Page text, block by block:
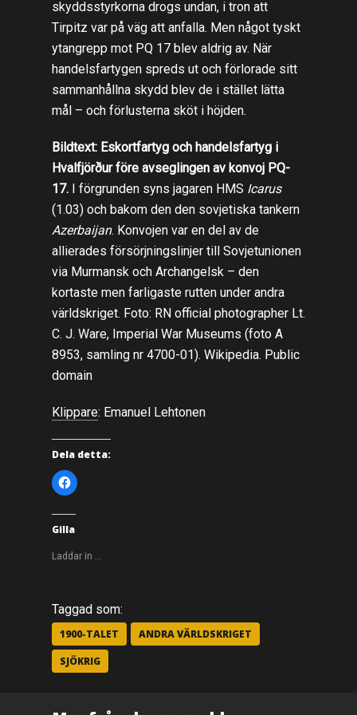
skyddsstyrkorna drogs undan, i tron att
Tirpitz var på väg att anfalla. Men något tyskt
ytangrepp mot PQ 17 blev aldrig av. När
handelsfartygen spreds ut och förlorade sitt
sammanhållna skydd blev de i stället lätta
mål – och förlusterna sköt i höjden.
Bildtext: Eskortfartyg och handelsfartyg i
Hvalfjörður före avseglingen av konvoj PQ-
17.I förgrunden syns jagaren HMS Icarus
(1.03) och bakom den den sovjetiska tankern
Azerbaijan. Konvojen var en del av de
allierades försörjningslinjer till Sovjetunionen
via Murmansk och Archangelsk – den
kortaste men farligaste rutten under andra
världskriget. Foto: RN official photographer Lt.
C. J. Ware, Imperial War Museums (foto A
8953, samling nr 4700-01). Wikipedia. Public
domain
Klippare: Emanuel Lehtonen
Dela detta:
K
l
k
a
f
r
e
l
a
p
å
F
a
c
Gilla
Laddar in …
Taggad som:
1900-TALET
ANDRA VÄRLDSKRIGET
SJÖKRIG